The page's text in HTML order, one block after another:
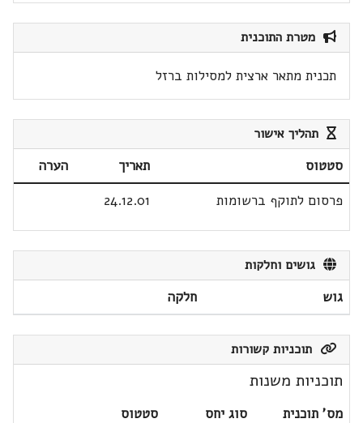
מטרת התוכנית
תכנית מתאר ארצית למסילות ברזל
תהליך אישור
סטטוס תאריך
הערה
פרסום לתוקף ברשומות
24.12.01
גושים וחלקות
גוש חלקה
תוכניות קשורות
תוכניות משנות
מס' תוכנית סוג יחס סטטוס